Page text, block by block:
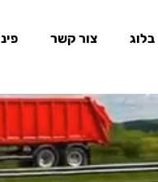
בלוג צור קשר